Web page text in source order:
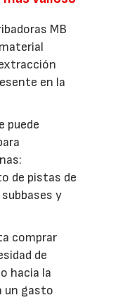
MB
en la
puede
de pistas de
y
comprar
de
hacia la
un gasto